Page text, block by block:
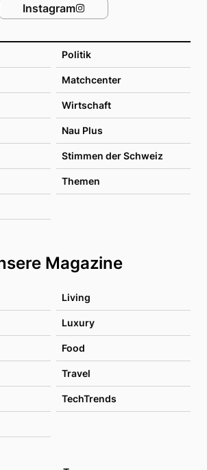
Politik
Matchcenter
Wirtschaft
Nau Plus
Stimmen der Schweiz
Themen
Magazine
Living
Luxury
Food
Travel
TechTrends
Instagram